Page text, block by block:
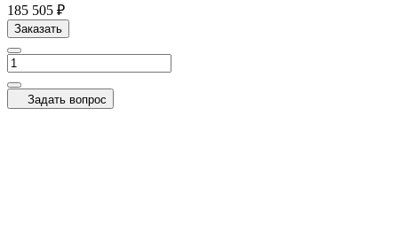
185 505 ₽
Заказать
Задать вопрос